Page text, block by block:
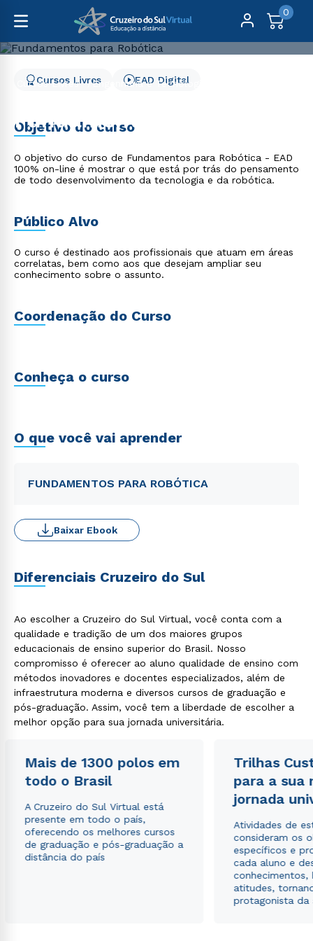
0
Cursos Livres
Engenharia e Tecnologia
Fundamentos para
Robótica
Cursos Livres EAD Digital
Objetivo do curso
O objetivo do curso de Fundamentos para Robótica - EAD
100% on-line é mostrar o que está por trás do pensamento
de todo desenvolvimento da tecnologia e da robótica.
Público Alvo
O curso é destinado aos profissionais que atuam em áreas
correlatas, bem como aos que desejam ampliar seu
conhecimento sobre o assunto.
Coordenação do Curso
Conheça o curso
O que você vai aprender
FUNDAMENTOS PARA ROBÓTICA
Baixar Ebook
Diferenciais Cruzeiro do Sul
Ao escolher a Cruzeiro do Sul Virtual, você conta com a
qualidade e tradição de um dos maiores grupos
educacionais de ensino superior do Brasil. Nosso
compromisso é oferecer ao aluno qualidade de ensino com
métodos inovadores e docentes especializados, além de
infraestrutura moderna e diversos cursos de graduação e
pós-graduação. Assim, você tem a liberdade de escolher a
melhor opção para sua jornada universitária.
Mais de 1300 polos em
todo o Brasil
A Cruzeiro do Sul Virtual está
presente em todo o país,
oferecendo os melhores cursos
de graduação e pós-graduação a
distância do país
Trilhas
para a sua
jornada
Atividades de
consideram os
específicos e
cada aluno e
conhecimentos,
atitudes,
protagonista da